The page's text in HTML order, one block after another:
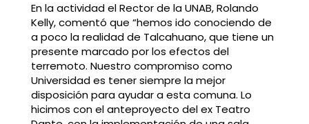
En la actividad el Rector de la UNAB, Rolando
Kelly, comentó que “hemos ido conociendo de
a poco la realidad de Talcahuano, que tiene un
presente marcado por los efectos del
terremoto. Nuestro compromiso como
Universidad es tener siempre la mejor
disposición para ayudar a esta comuna. Lo
hicimos con el anteproyecto del ex Teatro